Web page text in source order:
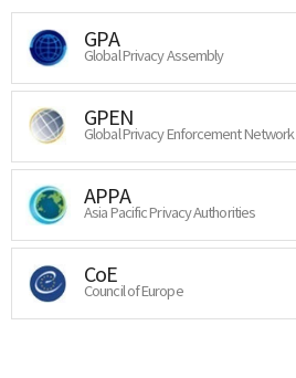
GPA
Global Privacy Assembly
GPEN
Global Privacy Enforcement Network
APPA
Asia Pacific Privacy Authorities
CoE
Council of Europe